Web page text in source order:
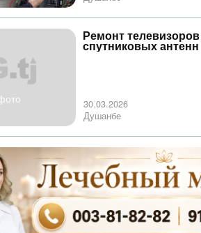
Ремонт
спутниковых антенн
30.03.2026
Душанбе